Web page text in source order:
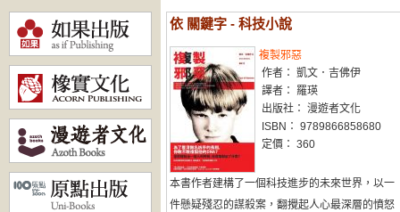
依 關鍵字 - 科技小說
複製邪惡
作者： 凱文．吉佛伊
譯者： 羅瑛
出版社： 漫遊者文化
ISBN： 9789866858680
定價： 360
本書作者建構了一個科技進步的未來世界，以一
件懸疑殘忍的謀殺案，翻攪起人心最深層的憤怒